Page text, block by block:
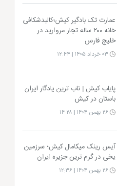
عمارت تک بادگیر کیش؛کالبدشکافی
خانه ۲۰۰ ساله تجار مروارید در
خلیج فارس
۰۳ خرداد ۱۴۰۵ | ۱۲:۴۴
پایاب کیش | ناب ترین یادگار ایران
باستان در کیش
۲۶ بهمن ۱۴۰۴ | ۱۴:۲۸
آیس رینک میکامال کیش؛ سرزمین
یخی در گرم ترین جزیره ایران
۲۶ بهمن ۱۴۰۴ | ۱۲:۳۶